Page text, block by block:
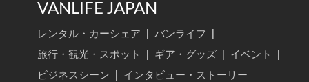
VANLIFE JAPAN
レンタル・カーシェア バンライフ
旅行・観光・スポット
ギア・グッズ イベント
ビジネスシーン
インタビュー・ストーリー